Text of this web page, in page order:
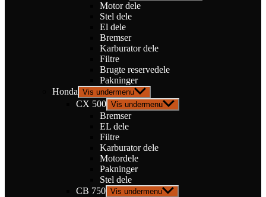
Motor dele
Stel dele
El dele
Bremser
Karburator dele
Filtre
Brugte reservedele
Pakninger
Honda Vis undermenu
CX 500 Vis undermenu
Bremser
EL dele
Filtre
Karburator dele
Motordele
Pakninger
Stel dele
CB 750 Vis undermenu